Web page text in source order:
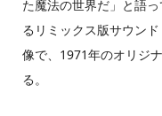
た魔法の世界だ」と語
るリミックス版サウン
像で、1971年のオリジ
る。